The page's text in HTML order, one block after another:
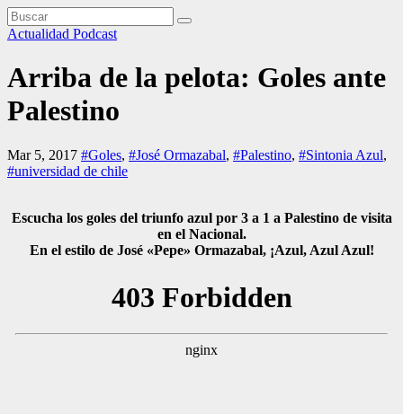
Actualidad Podcast
Arriba de la pelota: Goles ante
Palestino
Mar 5, 2017 #Goles, #José Ormazabal, #Palestino, #Sintonia Azul,
#universidad de chile
Escucha los goles del triunfo azul por 3 a 1 a Palestino de visita
en el Nacional.
En el estilo de José «Pepe» Ormazabal, ¡Azul, Azul Azul!